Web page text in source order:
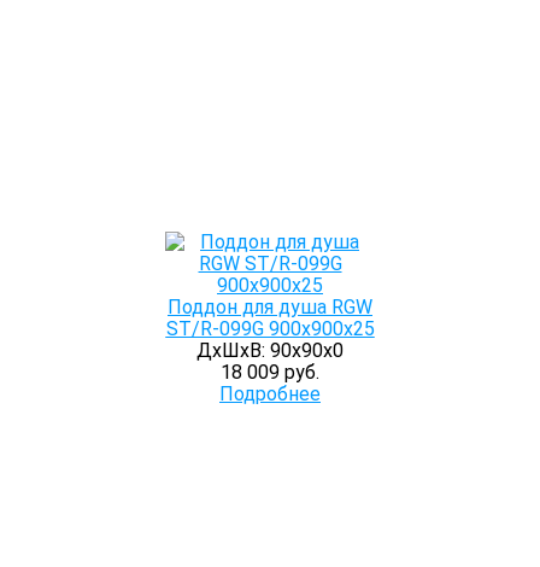
Поддон для душа RGW
ST/R-099G 900х900х25
ДхШхВ: 90х90х0
18 009 руб.
Подробнее